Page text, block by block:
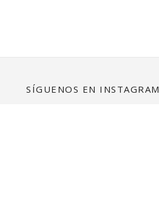
SÍGUENOS EN INSTAGRAM